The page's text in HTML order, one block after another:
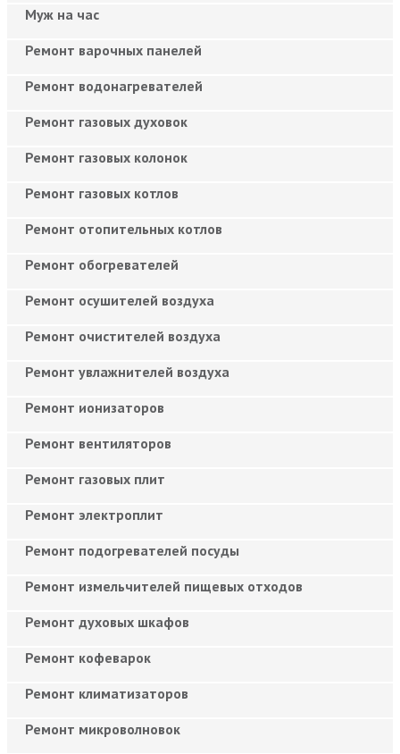
Муж на час
Ремонт варочных панелей
Ремонт водонагревателей
Ремонт газовых духовок
Ремонт газовых колонок
Ремонт газовых котлов
Ремонт отопительных котлов
Ремонт обогревателей
Ремонт осушителей воздуха
Ремонт очистителей воздуха
Ремонт увлажнителей воздуха
Ремонт ионизаторов
Ремонт вентиляторов
Ремонт газовых плит
Ремонт электроплит
Ремонт подогревателей посуды
Ремонт измельчителей пищевых отходов
Ремонт духовых шкафов
Ремонт кофеварок
Ремонт климатизаторов
Ремонт микроволновок